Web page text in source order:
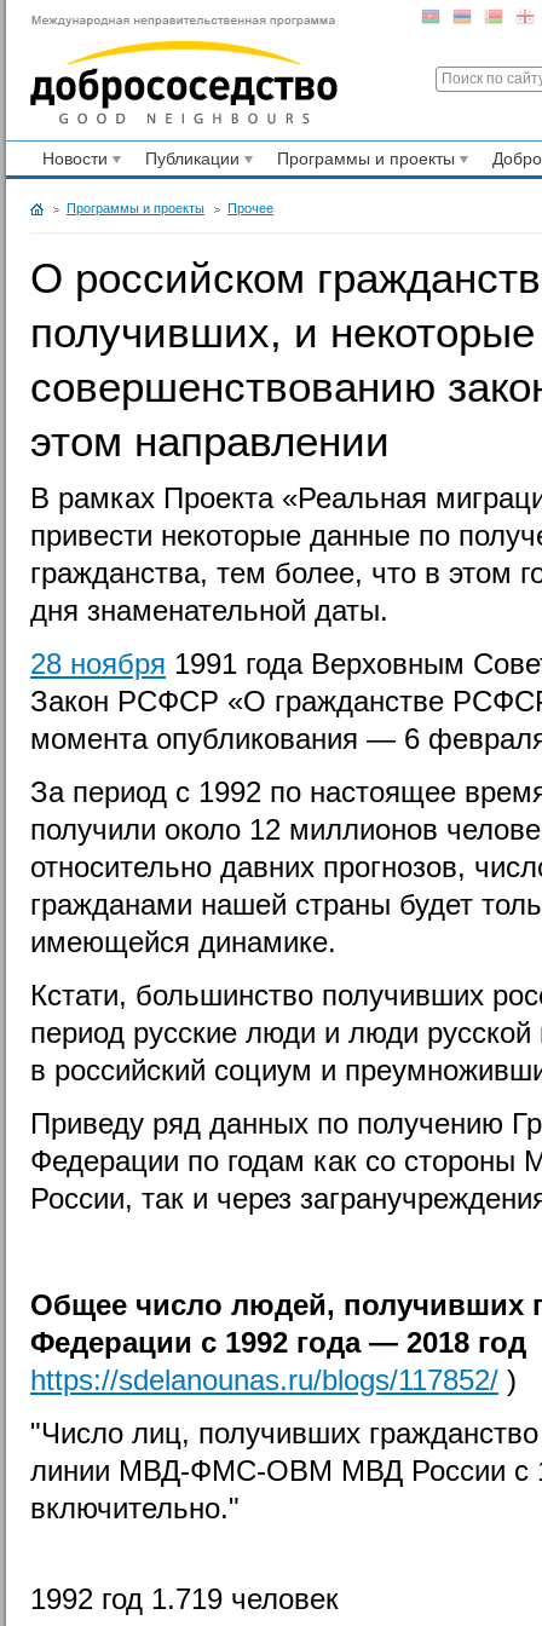
Новости Публикации Программы и проекты
Программы и проекты Прочее
О российском
получивших, и
совершенствованию
этом направлении
В рамках Проекта «Реальная
привести некоторые данные по
гражданства, тем более, что в этом
дня знаменательной даты.
28 ноября 1991 года Верховным
Закон РСФСР «О гражданстве
момента опубликования — 6
За период с 1992 по настоящее
получили около 12 миллионов
относительно давних прогнозов,
гражданами нашей страны будет
имеющейся динамике.
Кстати, большинство получивших
период русские люди и люди
в российский социум и
Приведу ряд данных по получению
Федерации по годам как со
России, так и через
Общее число людей, получивших
Федерации с 1992 года — 2018 год
https://sdelanounas.ru/blogs/117852/ )
"Число лиц, получивших
линии МВД-ФМС-ОВМ МВД России с
включительно."
1992 год 1.719 человек